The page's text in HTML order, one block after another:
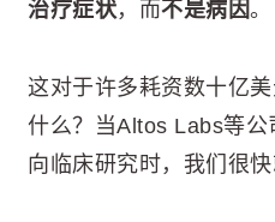
治疗症状，而不是病因。
这对于许多耗资数十亿
什么？当Altos Labs等公
向临床研究时，我们很快